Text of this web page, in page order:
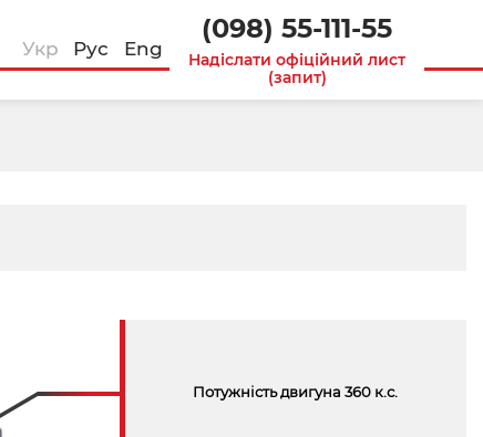
Укр Рус Eng
(098) 55-111-55
Надіслати офіційний лист
(запит)
Потужність двигуна 360 к.с.